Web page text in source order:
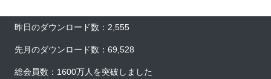
昨日のダウンロード数：2,555
先月のダウンロード数：69,528
総会員数：1600万人を突破しました